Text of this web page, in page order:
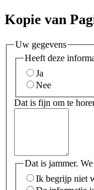
Kopie van
Uw gegevens
Heeft deze
Ja
Nee
Dat is fijn om te
Dat is jammer.
Ik begrijp niet